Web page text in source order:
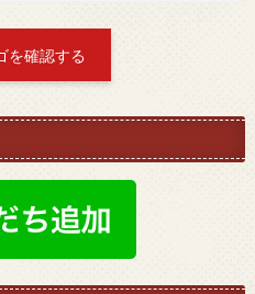
を確認する